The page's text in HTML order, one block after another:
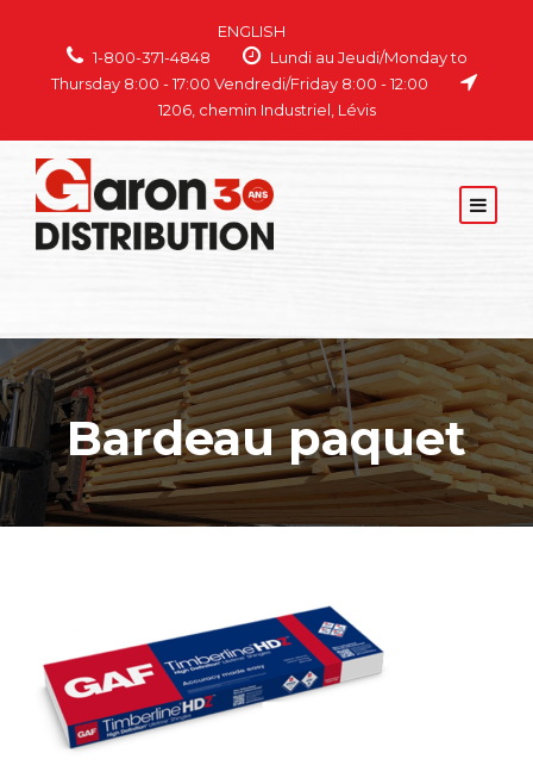
ENGLISH
1-800-371-4848
Lundi au Jeudi/Monday to
Thursday 8:00 - 17:00 Vendredi/Friday 8:00 - 12:00
1206, chemin Industriel, Lévis
Bardeau paquet